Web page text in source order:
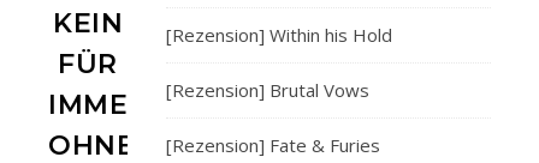
KEIN
FÜR
IMMER
OHNE
[Rezension] Within his Hold
[Rezension] Brutal Vows
[Rezension] Fate & Furies